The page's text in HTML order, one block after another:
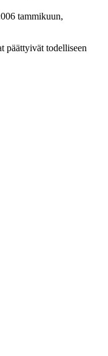
6 tammikuun,
päättyivät todelliseen